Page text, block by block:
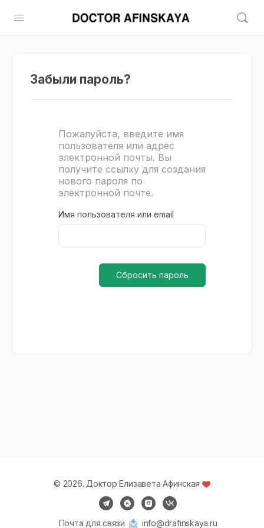
Забыли пароль?
Пожалуйста, введите имя
пользователя или адрес
электронной почты. Вы
получите ссылку для создания
нового пароля по
электронной почте.
Имя пользователя или email
Сбросить пароль
© 2026. Доктор Елизавета Афинская
Почта для связи info@drafinskaya.ru